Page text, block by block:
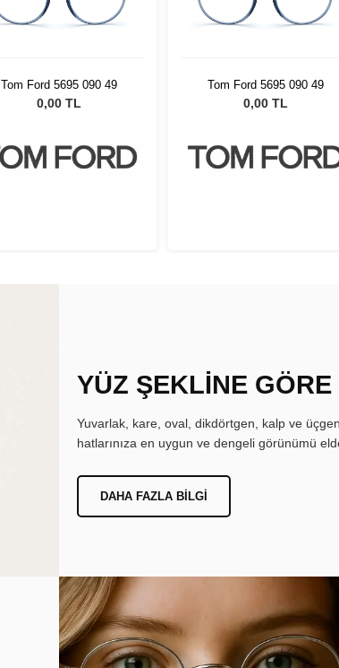
Tom Ford 5695 090 49
0,00 TL
Tom Ford 5695 090 49
0,00 TL
YÜZ ŞEKLİNE
Yuvarlak, kare, oval, dikdörtgen, kalp ve
hatlarınıza en uygun ve dengeli görünümü
DAHA FAZLA BILGI